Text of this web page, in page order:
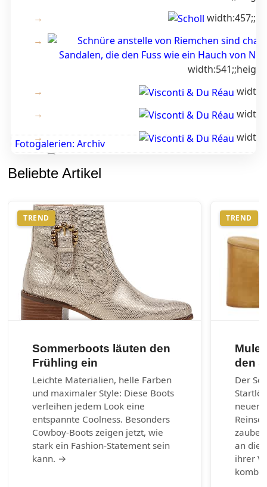
Fotogalerien: Archiv
Beliebte Artikel
TREND
Sommerboots läuten den
Frühling ein
Leichte Materialien, helle Farben
und maximaler Style: Diese Boots
verleihen jedem Look eine
entspannte Coolness. Besonders
Cowboy-Boots zeigen jetzt, wie
stark ein Fashion-Statement sein
kann. →
TREND
den
Der
neuen
an die
ihrer